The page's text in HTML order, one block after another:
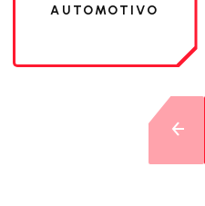
AUTOMOTIVO